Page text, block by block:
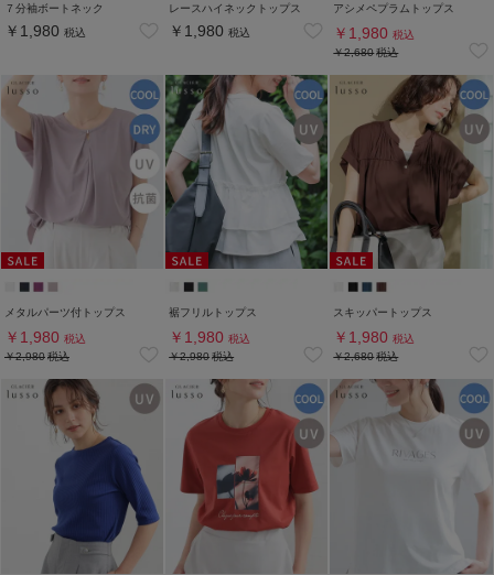
７分袖ボートネック
￥1,980 税込
レースハイネックトップス
￥1,980 税込
アシメペプラムトップス
￥1,980 税込
￥2,680税込
メタルパーツ付トップス
￥1,980 税込
￥2,980税込
裾フリルトップス
￥1,980 税込
￥2,980税込
スキッパートップス
￥1,980 税込
￥2,680税込